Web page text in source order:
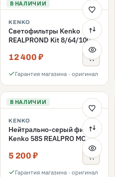
В НАЛИЧИИ
KENKO
Светофильтры Kenko
REALPROND Kit 8/64/1000
12 400 ₽
Гарантия магазина · оригинал
В НАЛИЧИИ
KENKO
Нейтрально-серый фильтр
Kenko 58S REALPRO MC
5 200 ₽
Гарантия магазина · оригинал